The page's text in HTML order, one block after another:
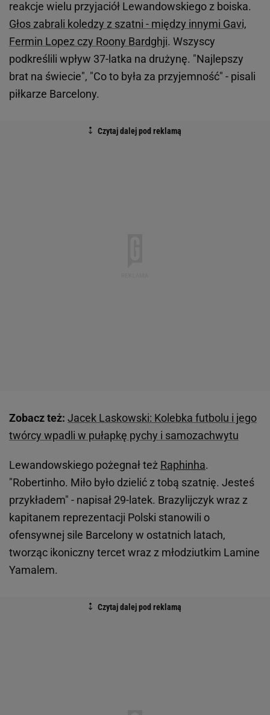
reakcje wielu przyjaciół Lewandowskiego z boiska.
Głos zabrali koledzy z szatni - między innymi Gavi,
Fermin Lopez czy Roony Bardghji. Wszyscy
podkreślili wpływ 37-latka na drużynę. "Najlepszy
brat na świecie", "Co to była za przyjemność" - pisali
piłkarze Barcelony.
Zobacz też: Jacek Laskowski: Kolebka futbolu i jego
twórcy wpadli w pułapkę pychy i samozachwytu
Lewandowskiego pożegnał też Raphinha.
"Robertinho. Miło było dzielić z tobą szatnię. Jesteś
przykładem" - napisał 29-latek. Brazylijczyk wraz z
kapitanem reprezentacji Polski stanowili o
ofensywnej sile Barcelony w ostatnich latach,
tworząc ikoniczny tercet wraz z młodziutkim Lamine
Yamalem.